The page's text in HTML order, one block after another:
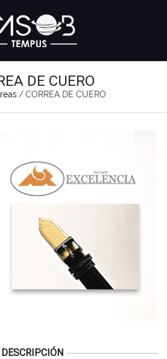
DE CUERO
/CORREA DE CUERO
DESCRIPCIÓN